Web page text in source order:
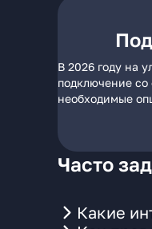
В 2026 году на
подключение
необходимые
Часто
Какие